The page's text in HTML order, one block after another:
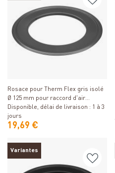
Rosace pour Therm Flex gris isolé
Ø 125 mm pour raccord d'air
extérieur
Disponible, délai de livraison : 1 à 3
jours
19,69 €
Variantes